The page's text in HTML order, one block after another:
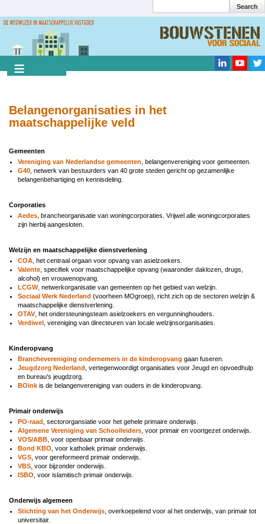
naar
gaan
Search
Belangenorganisaties in het
maatschappelijke veld
Gemeenten
Vereniging van Nederlandse gemeenten , belangenvereniging voor gemeenten.
G40 , netwerk van bestuurders van 40 grote steden gericht op gezamenlijke
belangenbehartiging en kennisdeling.
Corporaties
Aedes, brancheorganisatie van woningcorporaties. Vrijwel alle woningcorporaties
zijn hierbij aangesloten.
Welzijn en maatschappelijke dienstverlening
COA , het centraal orgaan voor opvang van asielzoekers.
Valente , specifiek voor maatschappelijke opvang (waaronder daklozen, drugs,
alcohol) en vrouwenopvang.
LCGW, netwerkorganisatie van gemeenten op het gebied van welzijn.
Sociaal Werk Nederland (voorheen MOgroep), richt zich op de sectoren welzijn &
maatschappelijke dienstverlening.
OTAV, het ondersteuningsteam asielzoekers en vergunninghouders.
Verdiwel , vereniging van directeuren van locale welzijnsorganisaties.
Kinderopvang
Branchevereniging ondernemers in de kinderopvang gaan fuseren.
Jeugdzorg Nederland , vertegenwoordigt organisaties voor Jeugd en opvoedhulp
en bureau's jeugdzorg.
BOink is de belangenvereniging van ouders in de kinderopvang.
Primair onderwijs
PO-raad , sectororgansiatie voor het gehele primaire onderwijs.
Algemene Vereniging van Schoolleiders , voor primair en voortgezet onderwijs.
VOS/ABB , voor openbaar primair onderwijs.
Bond KBO , voor katholiek primair onderwijs.
VGS , voor gereformeerd primair onderwijs.
VBS , voor bijzonder onderwijs.
ISBO , voor islamitisch primair onderwijs.
Onderwijs algemeen
Stichting van het Onderwijs , overkoepelend voor al het onderwijs, van primair tot
universitair.